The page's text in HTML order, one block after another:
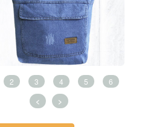
2 3 4 5 6
< >